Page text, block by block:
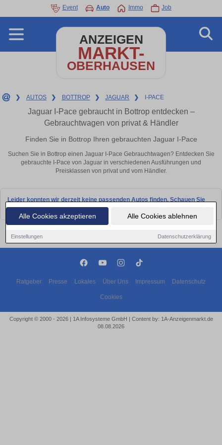
Alle Cookies akzeptieren Alle Cookies ablehnen
Einstellungen Datenschutzerklärung
Event Auto Immo Job
ANZEIGEN
MARKT-
OBERHAUSEN
❯ AUTOS ❯ BOTTROP ❯ JAGUAR ❯ I-PACE
Jaguar I-Pace gebraucht in Bottrop entdecken –
Gebrauchtwagen von privat & Händler
Finden Sie in Bottrop Ihren gebrauchten Jaguar I-Pace
Suchen Sie in Bottrop einen Jaguar I-Pace Gebrauchtwagen? Entdecken Sie
gebrauchte I-Pace von Jaguar in verschiedenen Ausführungen und
Preisklassen von privat und vom Händler.
Leider konnten wir derzeit keine passenden Autos finden. Schauen Sie
bald wieder vorbei!
Ratgeber Presse Lokales Über Uns Impressum Datenschutz
Cookies
Copyright © 2000 - 2026 | 1A Infosysteme GmbH | Content by: 1A-Anzeigenmarkt.de
08.08.2026